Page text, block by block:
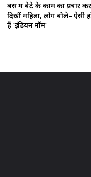
बस में बेटे के काम का प्रचार
दिखीं महिला, लोग बोले– ऐसी
हैं ‘इंडियन मॉम’